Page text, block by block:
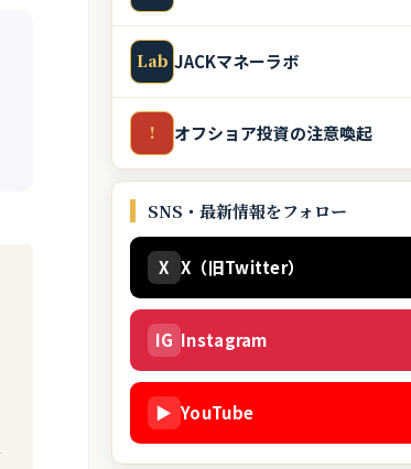
Lab JACKマネーラボ
! オフショア投資の注意喚起
SNS・最新情報をフォロー
X X（旧Twitter）
IG Instagram
▶ YouTube